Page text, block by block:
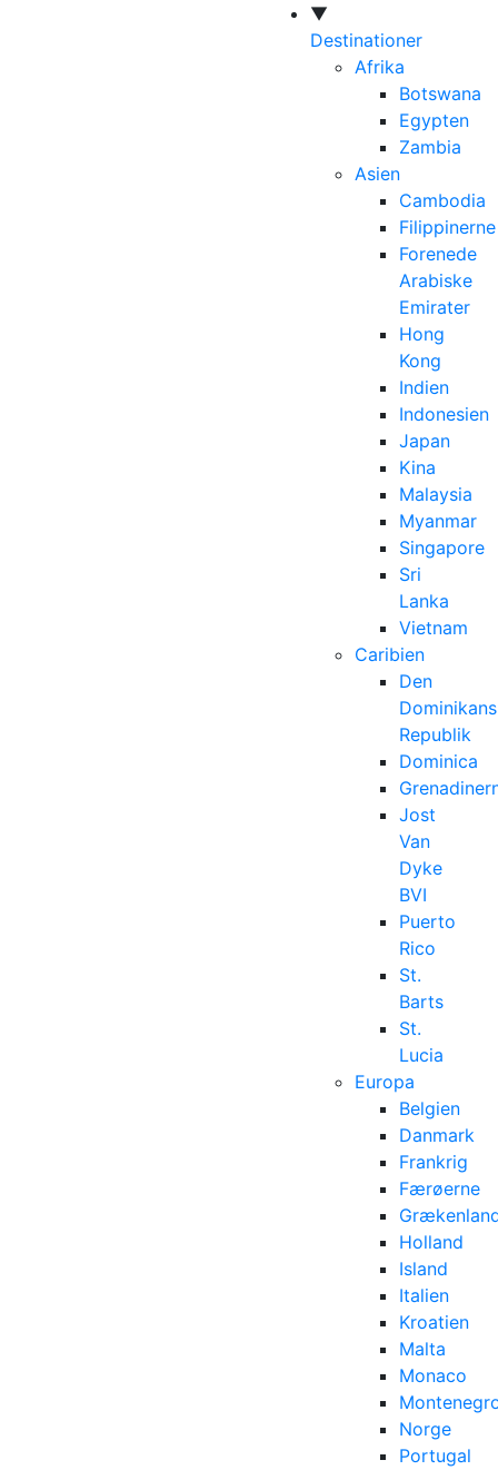
▼
Destinationer
Afrika
Botswana
Egypten
Zambia
Asien
Cambodia
Filippinerne
Forenede
Arabiske
Emirater
Hong
Kong
Indien
Indonesien
Japan
Kina
Malaysia
Myanmar
Singapore
Sri
Lanka
Vietnam
Caribien
Den
Republik
Dominica
Jost
Van
Dyke
BVI
Puerto
Rico
St.
Barts
St.
Lucia
Europa
Belgien
Danmark
Frankrig
Færøerne
Holland
Island
Italien
Kroatien
Malta
Monaco
Norge
Portugal